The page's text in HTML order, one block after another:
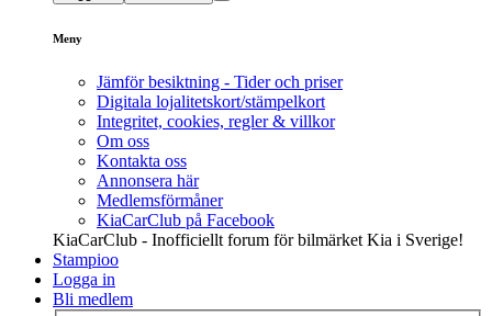
Meny
Jämför besiktning - Tider och priser
Digitala lojalitetskort/stämpelkort
Integritet, cookies, regler & villkor
Om oss
Kontakta oss
Annonsera här
Medlemsförmåner
KiaCarClub på Facebook
KiaCarClub - Inofficiellt forum för bilmärket Kia i Sverige!
Stampioo
Logga in
Bli medlem